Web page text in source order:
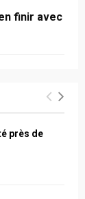
finir avec
près de